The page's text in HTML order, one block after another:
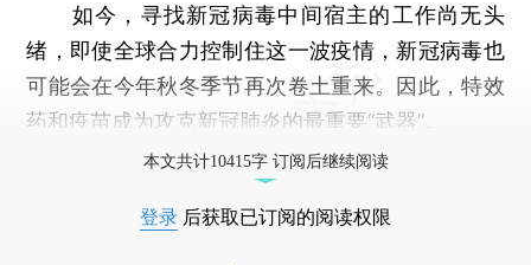
如今，寻找新冠病毒中间宿主的工作尚无头
绪，即使全球合力控制住这一波疫情，新冠病毒也
可能会在今年秋冬季节再次卷土重来。因此，特效
药和疫苗成为攻克新冠肺炎的最重要“武器”。
本文共计10415字 订阅后继续阅读
登录 后获取已订阅的阅读权限